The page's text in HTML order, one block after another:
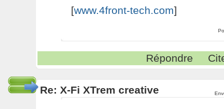
[www.4front-tech.com]
Répondre
Re: X-Fi XTrem creative